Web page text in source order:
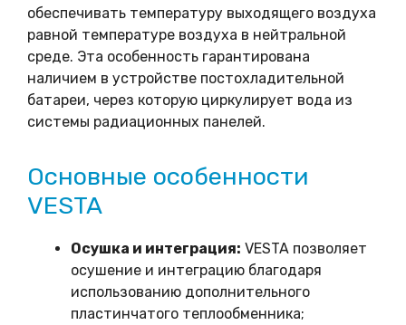
обеспечивать температуру выходящего воздуха
равной температуре воздуха в нейтральной
среде. Эта особенность гарантирована
наличием в устройстве постохладительной
батареи, через которую циркулирует вода из
системы радиационных панелей.
Основные особенности
VESTA
Осушка и интеграция: VESTA позволяет
осушение и интеграцию благодаря
использованию дополнительного
пластинчатого теплообменника;